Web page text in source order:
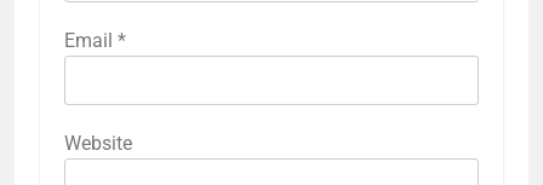
Email *
Website